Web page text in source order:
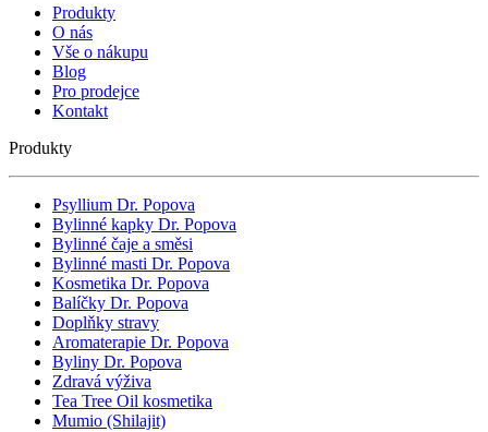
Produkty
O nás
Vše o nákupu
Blog
Pro prodejce
Kontakt
Produkty
Psyllium Dr. Popova
Bylinné kapky Dr. Popova
Bylinné čaje a směsi
Bylinné masti Dr. Popova
Kosmetika Dr. Popova
Balíčky Dr. Popova
Doplňky stravy
Aromaterapie Dr. Popova
Byliny Dr. Popova
Zdravá výživa
Tea Tree Oil kosmetika
Mumio (Shilajit)